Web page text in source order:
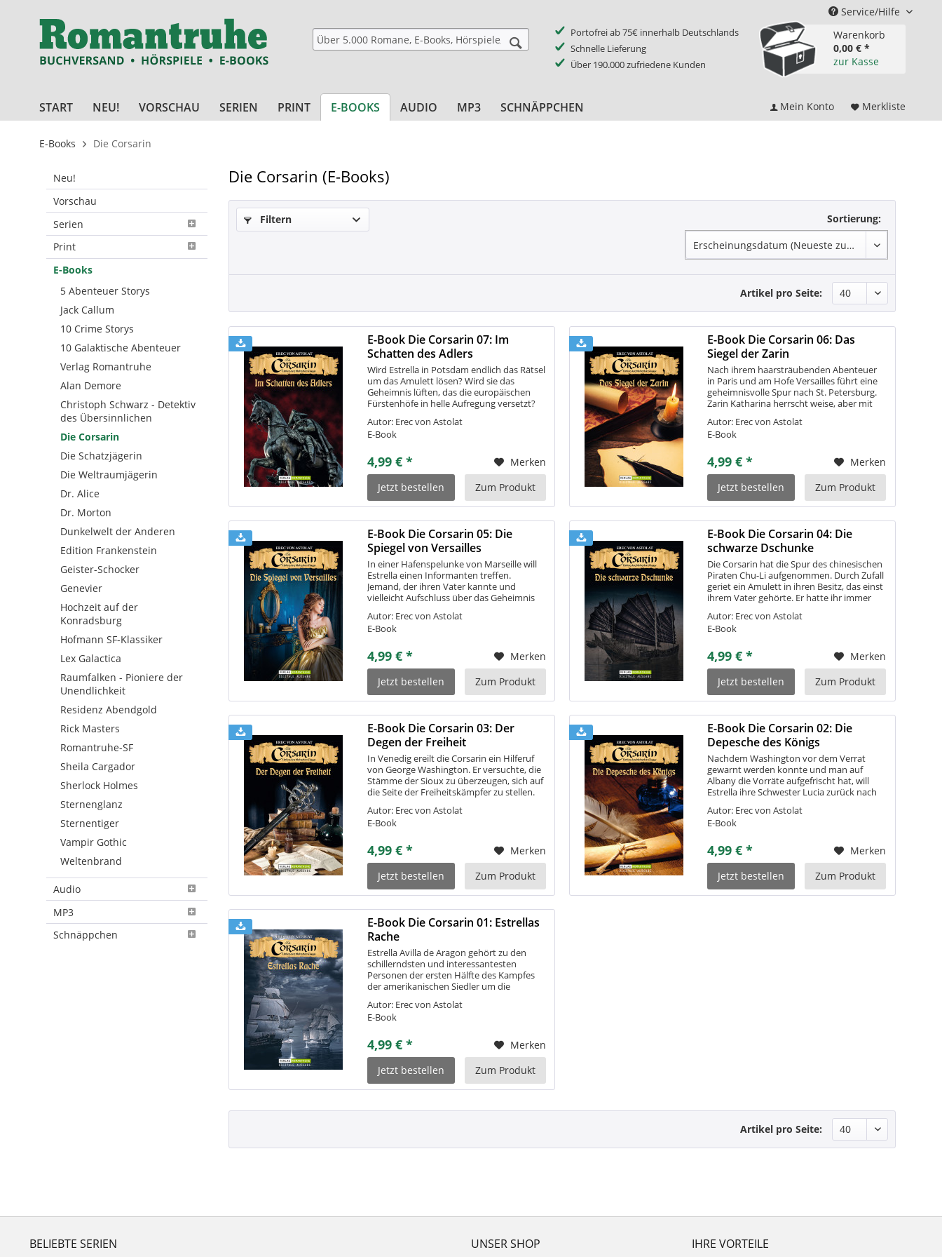
Service/Hilfe
Portofrei ab 75€ innerhalb Deutschlands
Schnelle Lieferung
Über 190.000 zufriedene Kunden
Warenkorb
0,00 € *
zur Kasse
START NEU! VORSCHAU SERIEN PRINT E-BOOKS AUDIO MP3 SCHNÄPPCHEN Mein Konto Merkliste
E-Books Die Corsarin
Neu!
Vorschau
Serien
Print
E-Books
5 Abenteuer Storys
Jack Callum
10 Crime Storys
10 Galaktische Abenteuer
Verlag Romantruhe
Alan Demore
Christoph Schwarz - Detektiv
des Übersinnlichen
Die Corsarin
Die Schatzjägerin
Die Weltraumjägerin
Dr. Alice
Dr. Morton
Dunkelwelt der Anderen
Edition Frankenstein
Geister-Schocker
Genevier
Hochzeit auf der
Konradsburg
Hofmann SF-Klassiker
Lex Galactica
Raumfalken - Pioniere der
Unendlichkeit
Residenz Abendgold
Rick Masters
Romantruhe-SF
Sheila Cargador
Sherlock Holmes
Sternenglanz
Sternentiger
Vampir Gothic
Weltenbrand
Audio
MP3
Schnäppchen
Die Corsarin (E-Books)
Filtern Sortierung:
Artikel pro Seite:
E-Book Die Corsarin 07: Im
Schatten des Adlers
Wird Estrella in Potsdam endlich das Rätsel
um das Amulett lösen? Wird sie das
Geheimnis lüften, das die europäischen
Fürstenhöfe in helle Aufregung versetzt?
Corsarin eine eigenartige...
Autor: Erec von Astolat
E-Book
4,99 € *
Merken
Jetzt bestellen
Zum Produkt
E-Book Die Corsarin 06: Das
Siegel der Zarin
Nach ihrem haarsträubenden Abenteuer
in Paris und am Hofe Versailles führt eine
geheimnisvolle Spur nach St. Petersburg.
Zarin Katharina herrscht weise, aber mit
Geheimnis des Amuletts? Die
europäischen...
Autor: Erec von Astolat
E-Book
4,99 € *
Merken
Jetzt bestellen
Zum Produkt
E-Book Die Corsarin 05: Die
Spiegel von Versailles
In einer Hafenspelunke von Marseille will
Estrella einen Informanten treffen.
Jemand, der ihren Vater kannte und
vielleicht Aufschluss über das Geheimnis
dass der Inhalt dieses Schmuckstückes
zwei...
Autor: Erec von Astolat
E-Book
4,99 € *
Merken
Jetzt bestellen
Zum Produkt
E-Book Die Corsarin 04: Die
schwarze Dschunke
Die Corsarin hat die Spur des chinesischen
Piraten Chu-Li aufgenommen. Durch Zufall
geriet ein Amulett in ihren Besitz, das einst
ihrem Vater gehörte. Er hatte ihr immer
Königreiche.« Was das...
Autor: Erec von Astolat
E-Book
4,99 € *
Merken
Jetzt bestellen
Zum Produkt
E-Book Die Corsarin 03: Der
Degen der Freiheit
In Venedig ereilt die Corsarin ein Hilferuf
von George Washington. Er versuchte, die
Stämme der Sioux zu überzeugen, sich auf
die Seite der Freiheitskämpfer zu stellen.
unter Hilfe von Preußischen...
Autor: Erec von Astolat
E-Book
4,99 € *
Merken
Jetzt bestellen
Zum Produkt
E-Book Die Corsarin 02: Die
Depesche des Königs
Nachdem Washington vor dem Verrat
gewarnt werden konnte und man auf
Albany die Vorräte aufgefrischt hat, will
Estrella ihre Schwester Lucia zurück nach
Reise um das Kap Horn in den Pazifik
nimmt...
Autor: Erec von Astolat
E-Book
4,99 € *
Merken
Jetzt bestellen
Zum Produkt
E-Book Die Corsarin 01: Estrellas
Rache
Estrella Avilla de Aragon gehört zu den
schillerndsten und interessantesten
Personen der ersten Hälfte des Kampfes
der amerikanischen Siedler um die
etwa 1762 mit der SILVER STAR durch die
Meere....
Autor: Erec von Astolat
E-Book
4,99 € *
Merken
Jetzt bestellen
Zum Produkt
Artikel pro Seite:
BELIEBTE SERIEN UNSER SHOP IHRE VORTEILE